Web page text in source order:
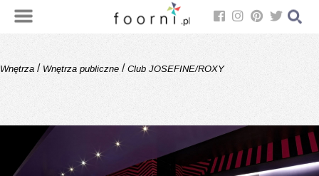
Wnętrza / Wnętrza publiczne / Club JOSEFINE/ROXY